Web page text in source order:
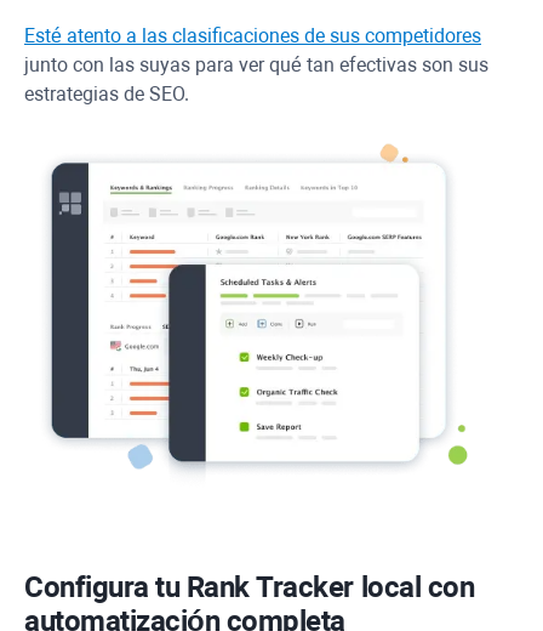
Esté atento a las clasificaciones de sus competidores
junto con las suyas para ver qué tan efectivas son sus
estrategias de SEO.
Configura tu Rank Tracker local con
automatización completa